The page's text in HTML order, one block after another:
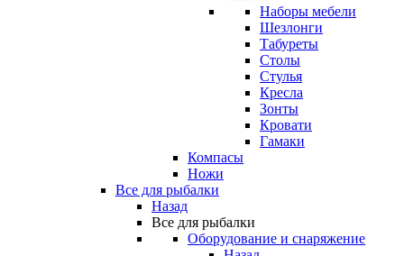
Наборы мебели
Шезлонги
Табуреты
Столы
Стулья
Кресла
Зонты
Кровати
Гамаки
Компасы
Ножи
Все для рыбалки
Назад
Все для рыбалки
Оборудование и снаряжение